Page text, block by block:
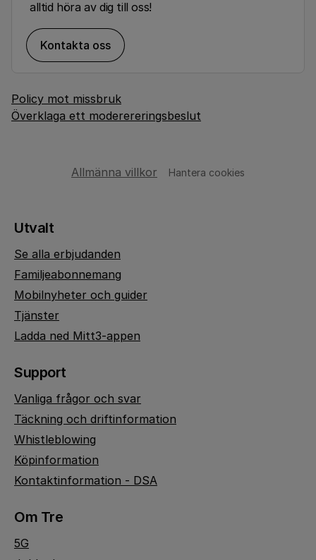
alltid höra av dig till oss!
Kontakta oss
Policy mot missbruk
Överklaga ett moderereringsbeslut
Allmänna villkor Hantera cookies
Utvalt
Se alla erbjudanden
Familjeabonnemang
Mobilnyheter och guider
Tjänster
Ladda ned Mitt3-appen
Support
Vanliga frågor och svar
Täckning och driftinformation
Whistleblowing
Köpinformation
Kontaktinformation - DSA
Om Tre
5G